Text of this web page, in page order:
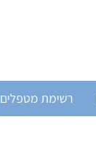
רשימת מטפלים